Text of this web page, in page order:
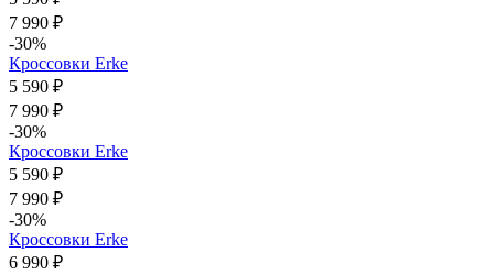
7 990 ₽
-30%
Кроссовки Erke
5 590 ₽
7 990 ₽
-30%
Кроссовки Erke
5 590 ₽
7 990 ₽
-30%
Кроссовки Erke
6 990 ₽